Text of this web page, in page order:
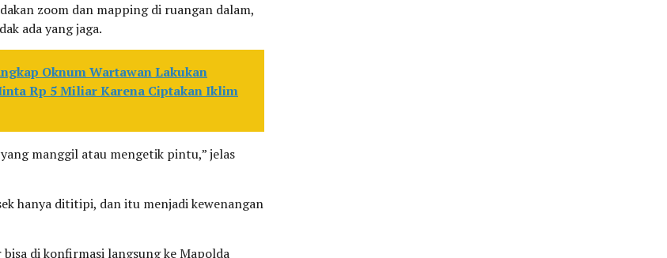
zoom dan mapping di ruangan dalam,
ada yang jaga.
Oknum Wartawan Lakukan
Rp 5 Miliar Karena Ciptakan Iklim
manggil atau mengetik pintu,” jelas
hanya dititipi, dan itu menjadi kewenangan
di konfirmasi langsung ke Mapolda